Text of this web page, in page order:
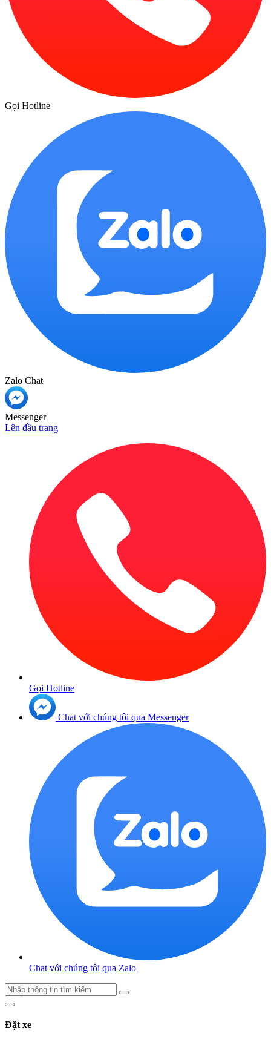
Gọi Hotline
Zalo Chat
Messenger
Lên đầu trang
Gọi Hotline
Chat với chúng tôi qua Messenger
Chat với chúng tôi qua Zalo
Đặt xe